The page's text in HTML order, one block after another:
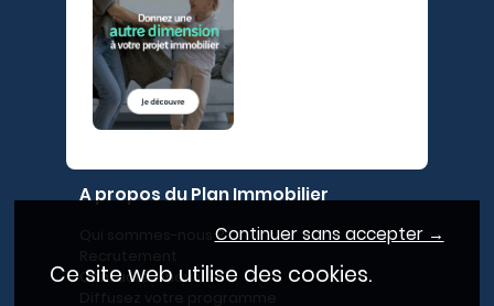
A propos du Plan Immobilier
Qui sommes-nous ?
Contactez-nous
Continuer sans accepter →
Ce site web utilise des cookies.